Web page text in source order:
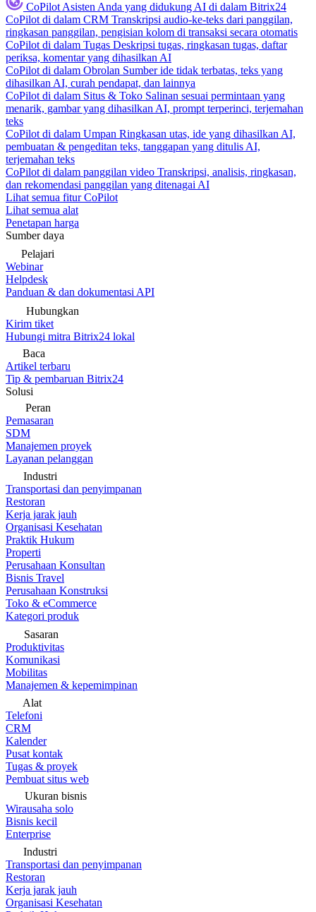
CoPilot Asisten Anda yang didukung AI di dalam Bitrix24
CoPilot di dalam CRM Transkripsi audio-ke-teks dari panggilan,
ringkasan panggilan, pengisian kolom di transaksi secara otomatis
CoPilot di dalam Tugas Deskripsi tugas, ringkasan tugas, daftar
periksa, komentar yang dihasilkan AI
CoPilot di dalam Obrolan Sumber ide tidak terbatas, teks yang
dihasilkan AI, curah pendapat, dan lainnya
CoPilot di dalam Situs & Toko Salinan sesuai permintaan yang
menarik, gambar yang dihasilkan AI, prompt terperinci, terjemahan
teks
CoPilot di dalam Umpan Ringkasan utas, ide yang dihasilkan AI,
pembuatan & pengeditan teks, tanggapan yang ditulis AI,
terjemahan teks
CoPilot di dalam panggilan video Transkripsi, analisis, ringkasan,
dan rekomendasi panggilan yang ditenagai AI
Lihat semua fitur CoPilot
Lihat semua alat
Penetapan harga
Sumber daya
Pelajari
Webinar
Helpdesk
Panduan & dan dokumentasi API
Hubungkan
Kirim tiket
Hubungi mitra Bitrix24 lokal
Baca
Artikel terbaru
Tip & pembaruan Bitrix24
Solusi
Peran
Pemasaran
SDM
Manajemen proyek
Layanan pelanggan
Industri
Transportasi dan penyimpanan
Restoran
Kerja jarak jauh
Organisasi Kesehatan
Praktik Hukum
Properti
Perusahaan Konsultan
Bisnis Travel
Perusahaan Konstruksi
Toko & eCommerce
Kategori produk
Sasaran
Produktivitas
Komunikasi
Mobilitas
Manajemen & kepemimpinan
Alat
Telefoni
CRM
Kalender
Pusat kontak
Tugas & proyek
Pembuat situs web
Ukuran bisnis
Wirausaha solo
Bisnis kecil
Enterprise
Industri
Transportasi dan penyimpanan
Restoran
Kerja jarak jauh
Organisasi Kesehatan